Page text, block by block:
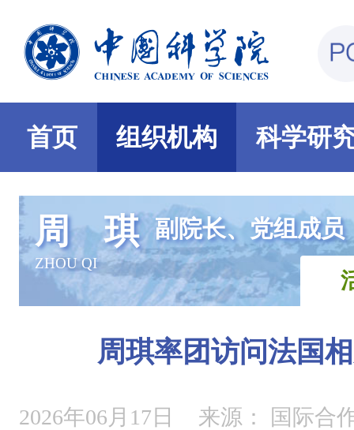
首页 组织机构 科学研
周 琪
ZHOU QI
副院长、党组成员
周琪率团访问法国
2026年06月17日 来源： 国际合